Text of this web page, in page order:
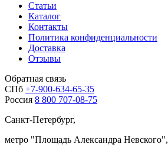
Статьи
Каталог
Контакты
Политика конфиденциальности
Доставка
Отзывы
Обратная связь
СПб +7-900-634-65-35
Россия 8 800 707-08-75
Санкт-Петербург,
метро "Площадь Александра Невского",